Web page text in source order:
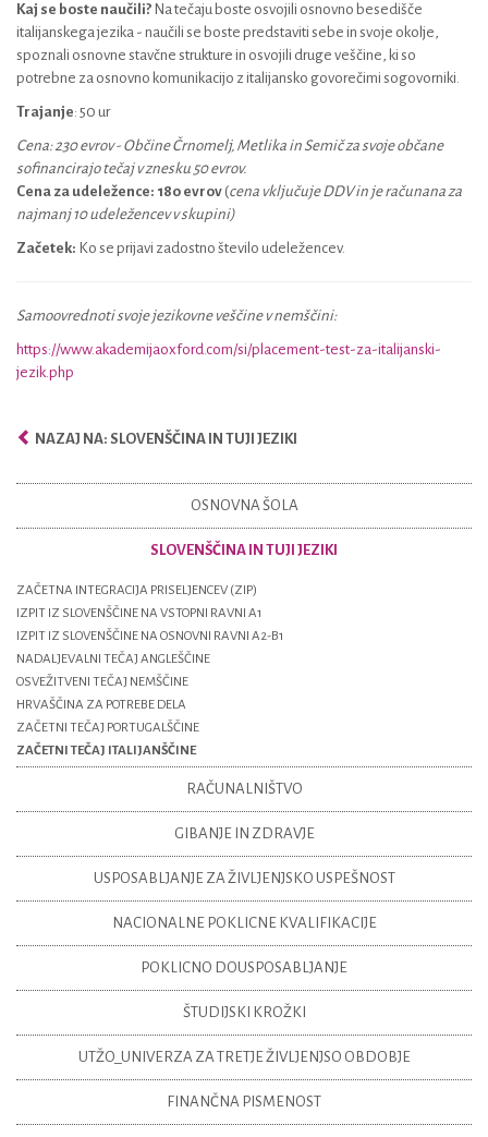
Kaj se boste naučili? Na tečaju boste osvojili osnovno besedišče
italijanskega jezika - naučili se boste predstaviti sebe in svoje okolje,
spoznali osnovne stavčne strukture in osvojili druge veščine, ki so
potrebne za osnovno komunikacijo z italijansko govorečimi sogovorniki.
Trajanje: 50 ur
Cena: 230 evrov - Občine Črnomelj, Metlika in Semič za svoje občane
sofinancirajo tečaj v znesku 50 evrov.
Cena za udeležence: 180 evrov (cena vključuje DDV in je računana za
najmanj 10 udeležencev v skupini)
Začetek: Ko se prijavi zadostno število udeležencev.
Samoovrednoti svoje jezikovne veščine v nemščini:
https://www.akademijaoxford.com/si/placement-test-za-italijanski-
jezik.php
NAZAJ NA: SLOVENŠČINA IN TUJI JEZIKI
OSNOVNA ŠOLA
SLOVENŠČINA IN TUJI JEZIKI
ZAČETNA INTEGRACIJA PRISELJENCEV (ZIP)
IZPIT IZ SLOVENŠČINE NA VSTOPNI RAVNI A1
IZPIT IZ SLOVENŠČINE NA OSNOVNI RAVNI A2-B1
NADALJEVALNI TEČAJ ANGLEŠČINE
OSVEŽITVENI TEČAJ NEMŠČINE
HRVAŠČINA ZA POTREBE DELA
ZAČETNI TEČAJ PORTUGALŠČINE
ZAČETNI TEČAJ ITALIJANŠČINE
RAČUNALNIŠTVO
GIBANJE IN ZDRAVJE
USPOSABLJANJE ZA ŽIVLJENJSKO USPEŠNOST
NACIONALNE POKLICNE KVALIFIKACIJE
POKLICNO DOUSPOSABLJANJE
ŠTUDIJSKI KROŽKI
UTŽO_UNIVERZA ZA TRETJE ŽIVLJENJSO OBDOBJE
FINANČNA PISMENOST